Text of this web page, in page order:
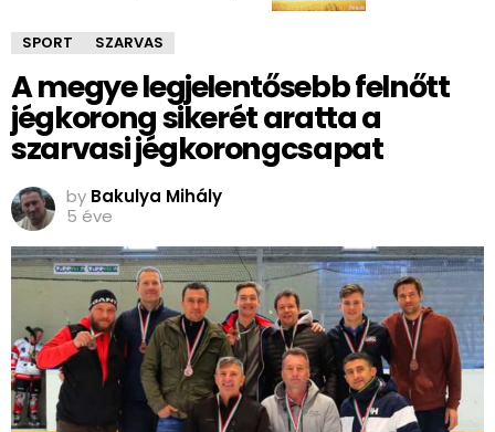
SPORT SZARVAS
A megye legjelentősebb felnőtt
jégkorong sikerét aratta a
szarvasi jégkorongcsapat
by Bakulya Mihály
5 éve